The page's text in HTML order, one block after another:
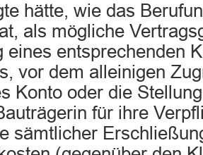
hätte, wie das
als mögliche
eines entsprechenden
vor dem alleinigen
Konto oder die
für ihre
sämtlicher